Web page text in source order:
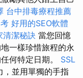
台中排毒療程推薦
好用的SEO軟體
清潔秘訣 當您回憶
一樣珍惜旅程的永
何特定日期。 SSL
，並用單獨的手指